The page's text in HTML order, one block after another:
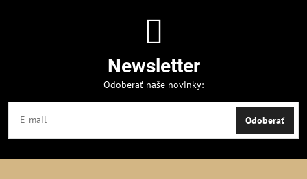
Newsletter
Odoberať naše novinky:
Odoberať